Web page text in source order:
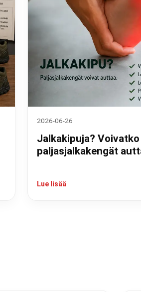
2026-06-26
Jalkakipuja? Voivatko
paljasjalkakengät
Lue lisää